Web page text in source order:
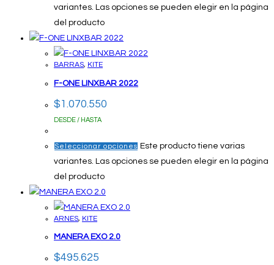
variantes. Las opciones se pueden elegir en la página
del producto
BARRAS, KITE
F-ONE LINXBAR 2022
$1.070.550
DESDE / HASTA
Seleccionar opciones Este producto tiene varias
variantes. Las opciones se pueden elegir en la página
del producto
ARNES, KITE
MANERA EXO 2.0
$495.625